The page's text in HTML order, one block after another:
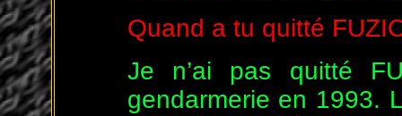
Quand a tu quitté
Je n’ai pas quitté
gendarmerie en 1993.